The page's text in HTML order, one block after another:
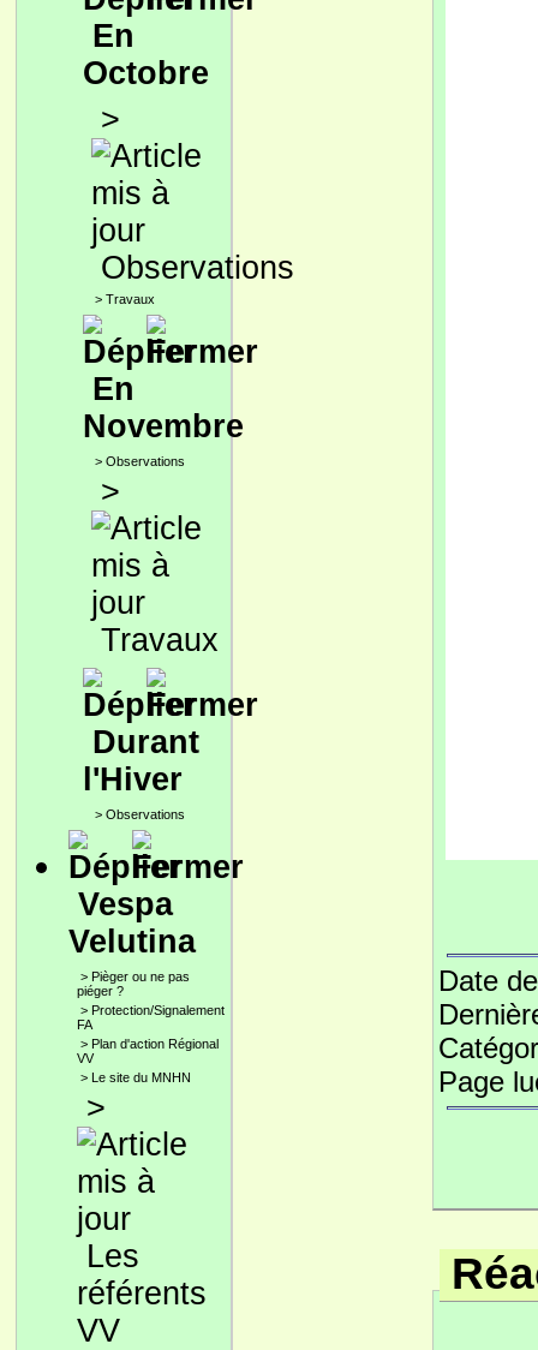
En
Octobre
>
Observations
> Travaux
En
Novembre
> Observations
>
Travaux
Durant
l'Hiver
> Observations
Vespa
Velutina
> Pièger ou ne pas
piéger ?
> Protection/Signalement
FA
> Plan d'action Régional
VV
> Le site du MNHN
>
Les
référents
VV
Date
Page